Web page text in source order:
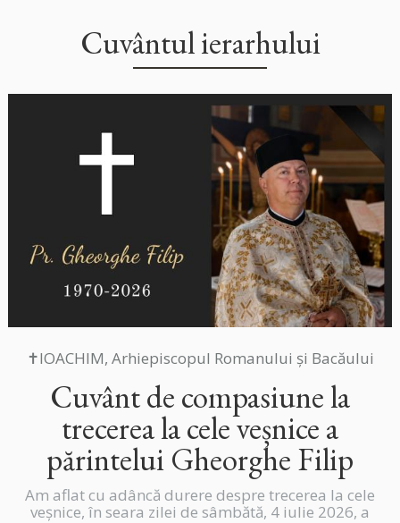
Cuvântul ierarhului
✝IOACHIM, Arhiepiscopul Romanului și Bacăului
Cuvânt de compasiune la
trecerea la cele veșnice a
părintelui Gheorghe Filip
Am aflat cu adâncă durere despre trecerea la cele
veșnice, în seara zilei de sâmbătă, 4 iulie 2026, a